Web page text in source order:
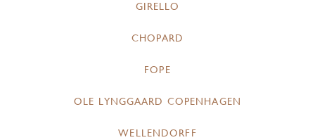
GIRELLO
CHOPARD
FOPE
OLE LYNGGAARD COPENHAGEN
WELLENDORFF